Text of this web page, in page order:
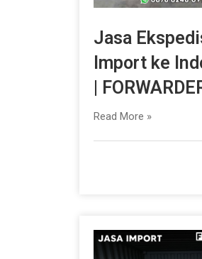
Jasa
Import ke
|
Read More »